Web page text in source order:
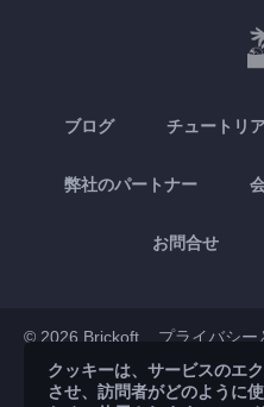
ブログ チュートリ
弊社のパートナー
お問合せ
© 2026 Brickoft プライバシー
App Store
クッキーは、サービスのエ
させ、訪問者がどのように